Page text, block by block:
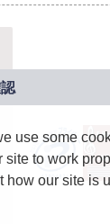
use some
site to work
how our site is